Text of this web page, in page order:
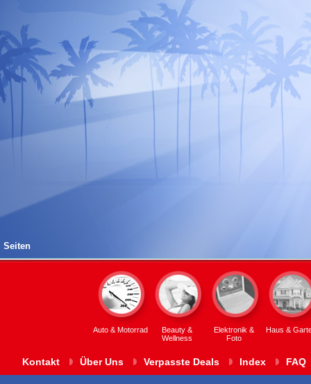
Seiten
Auto & Motorrad
Beauty &
Wellness
Elektronik &
Foto
Haus &
Kontakt Über Uns Verpasste Deals Index FAQ